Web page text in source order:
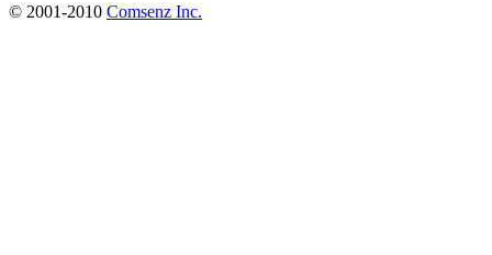
© 2001-2010 Comsenz Inc.